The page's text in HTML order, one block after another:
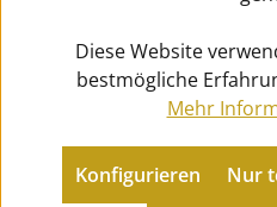
Mundstücke
Diese Website
bestmögliche
Mehr
Konfigurieren Nur